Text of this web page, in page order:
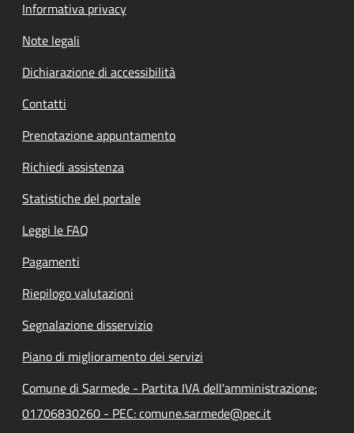
Informativa privacy
Note legali
Dichiarazione di accessibilità
Contatti
Prenotazione appuntamento
Richiedi assistenza
Statistiche del portale
Leggi le FAQ
Pagamenti
Riepilogo valutazioni
Segnalazione disservizio
Piano di miglioramento dei servizi
Comune di Sarmede - Partita IVA dell'amministrazione:
01706830260 - PEC: comune.sarmede@pec.it